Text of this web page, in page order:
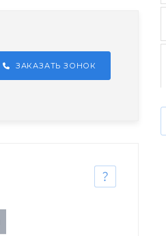
ЗАКАЗАТЬ ЗОНОК